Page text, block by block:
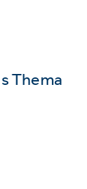
Thema